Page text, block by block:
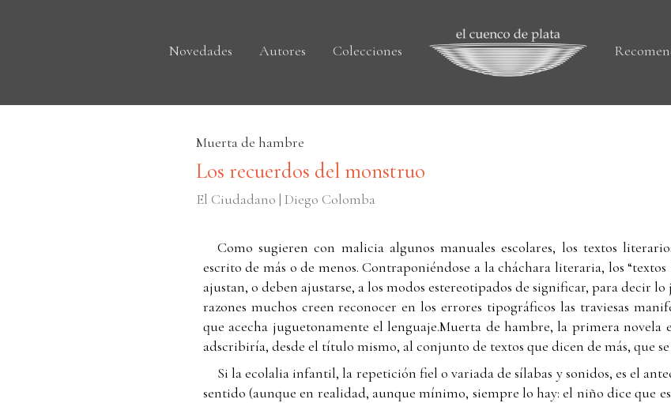
Novedades Autores Colecciones
Muerta de hambre
Los recuerdos del monstruo
El Ciudadano | Diego Colomba
Como sugieren con malicia algunos manuales escolares, los textos
escrito de más o de menos. Contraponiéndose a la cháchara literaria, los
ajustan, o deben ajustarse, a los modos estereotipados de significar, para decir lo
razones muchos creen reconocer en los errores tipográficos las traviesas
que acecha juguetonamente el lenguaje.Muerta de hambre, la primera novela
adscribiría, desde el título mismo, al conjunto de textos que dicen de más, que se
Si la ecolalia infantil, la repetición fiel o variada de sílabas y sonidos, es el
sentido (aunque en realidad, aunque mínimo, siempre lo hay: el niño dice que